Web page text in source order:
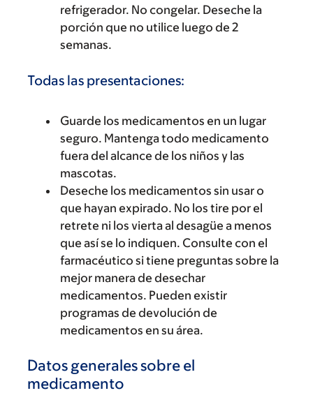
refrigerador. No congelar. Deseche la
porción que no utilice luego de 2
semanas.
Todas las presentaciones:
Guarde los medicamentos en un lugar
seguro. Mantenga todo medicamento
fuera del alcance de los niños y las
mascotas.
Deseche los medicamentos sin usar o
que hayan expirado. No los tire por el
retrete ni los vierta al desagüe a menos
que así se lo indiquen. Consulte con el
farmacéutico si tiene preguntas sobre la
mejor manera de desechar
medicamentos. Pueden existir
programas de devolución de
medicamentos en su área.
Datos generales sobre el
medicamento